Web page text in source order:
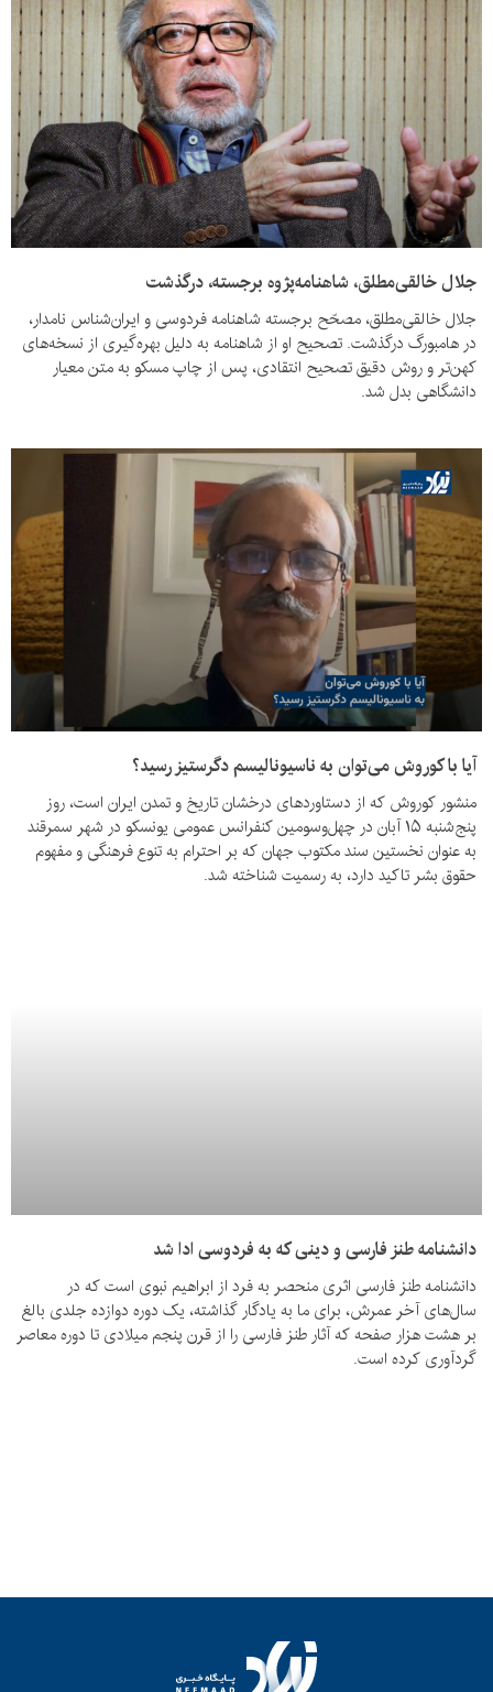
جلال خالقی‌مطلق، شاهنامه‌پژوه برجسته، درگذشت
جلال خالقی‌مطلق، مصحّح برجسته شاهنامه فردوسی و ایران‌شناس نامدار،
در هامبورگ درگذشت. تصحیح او از شاهنامه به دلیل بهره‌گیری از نسخه‌های
کهن‌تر و روش دقیق تصحیح انتقادی، پس از چاپ مسکو به متن معیار
دانشگاهی بدل شد.
آیا با کوروش می‌توان به ناسیونالیسم دگرستیز رسید؟
منشور کوروش که از دستاوردهای درخشان تاریخ و تمدن ایران است، روز
پنج‌شنبه ۱۵ آبان در چهل‌وسومین کنفرانس عمومی یونسکو در شهر سمرقند
به‌ عنوان نخستین سند مکتوب جهان که بر احترام به تنوع فرهنگی و مفهوم
حقوق بشر تاکید دارد، به رسمیت شناخته شد.
دانشنامه طنز فارسی و دینی که به فردوسی ادا شد
دانشنامه طنز فارسی اثری منحصر به فرد از ابراهیم نبوی است که در
سال‌های آخر عمرش، برای ما به یادگار گذاشته، یک دوره دوازده جلدی بالغ
بر هشت هزار صفحه که آثار طنز فارسی را از قرن پنجم میلادی تا دوره معاصر
گردآوری کرده است.